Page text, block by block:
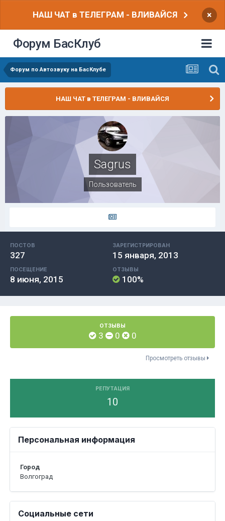
НАШ ЧАТ в ТЕЛЕГРАМ - ВЛИВАЙСЯ ×
Форум БасКлуб
Форум по Автозвуку на БасКлубе
НАШ ЧАТ в ТЕЛЕГРАМ - ВЛИВАЙСЯ
Sagrus
Пользователь
ПОСТОВ
327
ЗАРЕГИСТРИРОВАН
15 января, 2013
ПОСЕЩЕНИЕ
8 июня, 2015
ОТЗЫВЫ
100%
ОТЗЫВЫ
3 0 0
Просмотреть отзывы
РЕПУТАЦИЯ
10
Персональная информация
Город
Волгоград
Социальные сети